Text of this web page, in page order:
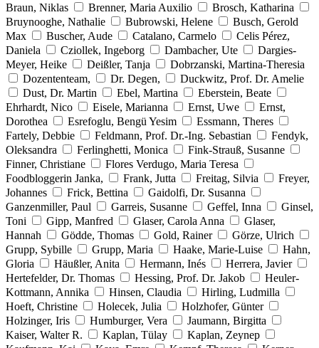
Braun, Niklas
Brenner, Maria Auxilio
Brosch, Katharina
Bruynooghe, Nathalie
Bubrowski, Helene
Busch, Gerold
Max
Buscher, Aude Catalano, Carmelo
Celis Pérez,
Daniela
Cziollek, Ingeborg Dambacher, Ute
Dargies-
Meyer, Heike
Deißler, Tanja
Dobrzanski, Martina-Theresia
Dozententeam,
Dr. Degen,
Duckwitz, Prof. Dr. Amelie
Dust, Dr. Martin
Ebel, Martina
Eberstein, Beate
Ehrhardt, Nico
Eisele, Marianna Ernst, Uwe
Ernst,
Dorothea
Esrefoglu, Bengü Yesim
Essmann, Theres
Fartely, Debbie
Feldmann, Prof. Dr.-Ing. Sebastian
Fendyk,
Oleksandra
Ferlinghetti, Monica
Fink-Strauß, Susanne
Finner, Christiane
Flores Verdugo, Maria Teresa
Foodbloggerin Janka,
Frank, Jutta Freitag, Silvia
Freyer,
Johannes
Frick, Bettina
Gaidolfi, Dr. Susanna
Ganzenmiller, Paul
Garreis, Susanne Geffel, Inna
Ginsel,
Toni
Gipp, Manfred Glaser, Carola Anna
Glaser,
Hannah
Gödde, Thomas Gold, Rainer
Görze, Ulrich
Grupp, Sybille
Grupp, Maria Haake, Marie-Luise
Hahn,
Gloria
Häußler, Anita Hermann, Inés
Herrera, Javier
Hertefelder, Dr. Thomas
Hessing, Prof. Dr. Jakob
Heuler-
Kottmann, Annika
Hinsen, Claudia
Hirling, Ludmilla
Hoeft, Christine
Holecek, Julia
Holzhofer, Günter
Holzinger, Iris
Humburger, Vera
Jaumann, Birgitta
Kaiser, Walter R.
Kaplan, Tülay
Kaplan, Zeynep